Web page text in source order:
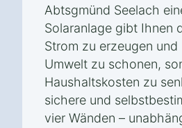
Abtsgmünd Seelach
Solaranlage gibt Ihnen
Strom zu erzeugen
Umwelt zu schonen,
Haushaltskosten zu
sichere und
vier Wänden –